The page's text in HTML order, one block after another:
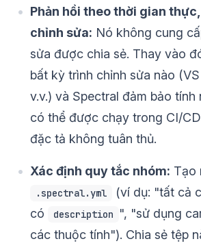
Phản hồi theo thời gian
chỉnh sửa: Nó không cung
sửa được chia sẻ. Thay vào
bất kỳ trình chỉnh sửa nào
v.v.) và Spectral đảm bảo tính
có thể được chạy trong CI/
đặc tả không tuân thủ.
Xác định quy tắc nhóm: Tạo
.spectral.yml
(ví dụ: "tất cả
có
description
", "sử dụng
các thuộc tính"). Chia sẻ tệp